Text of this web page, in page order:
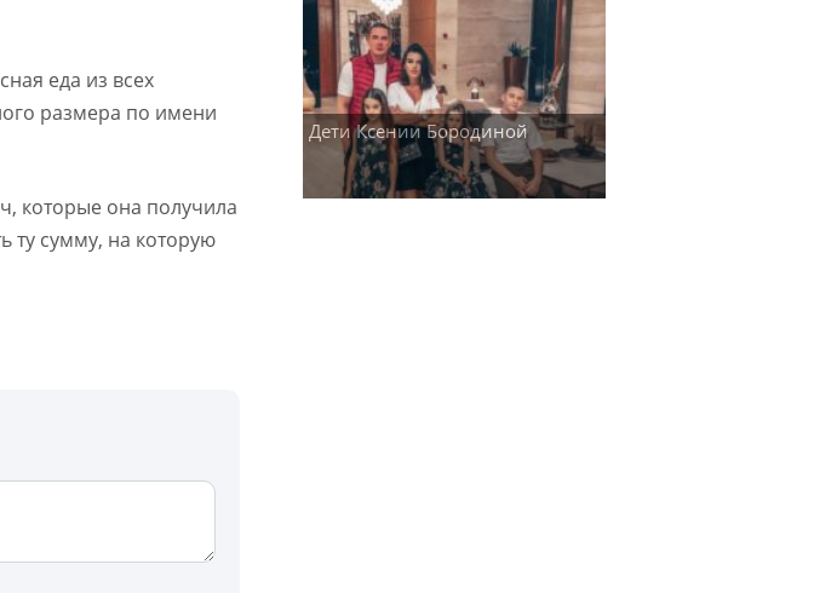
еда из всех
размера по имени
которые она получила
ту сумму, на которую
Дети Ксении Бородиной